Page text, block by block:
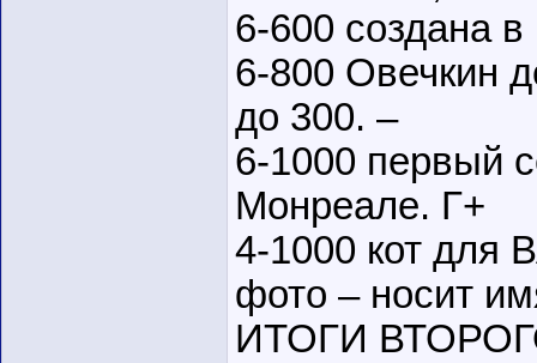
6-600 создана
6-800 Овечкин
до 300. –
6-1000 первый
Монреале. Г+
4-1000 кот для
фото – носит
ИТОГИ